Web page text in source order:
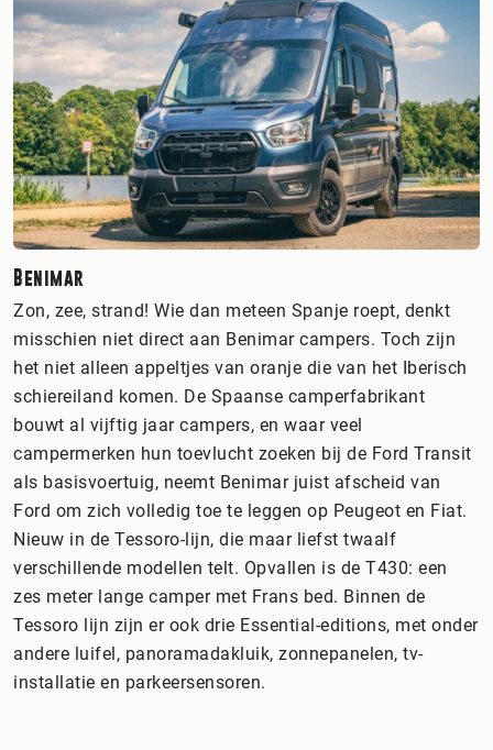
Benimar
Zon, zee, strand! Wie dan meteen Spanje roept, denkt
misschien niet direct aan Benimar campers. Toch zijn
het niet alleen appeltjes van oranje die van het Iberisch
schiereiland komen. De Spaanse camperfabrikant
bouwt al vijftig jaar campers, en waar veel
campermerken hun toevlucht zoeken bij de Ford Transit
als basisvoertuig, neemt Benimar juist afscheid van
Ford om zich volledig toe te leggen op Peugeot en Fiat.
Nieuw in de Tessoro-lijn, die maar liefst twaalf
verschillende modellen telt. Opvallen is de T430: een
zes meter lange camper met Frans bed. Binnen de
Tessoro lijn zijn er ook drie Essential-editions, met onder
andere luifel, panoramadakluik, zonnepanelen, tv-
installatie en parkeersensoren.